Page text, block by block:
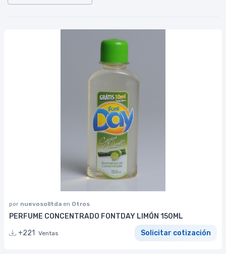
por nuevosolltda en Otros
PERFUME CONCENTRADO FONTDAY LIMÓN 150ML
+221
Ventas Solicitar cotización